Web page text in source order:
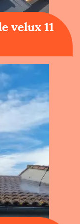
velux 11